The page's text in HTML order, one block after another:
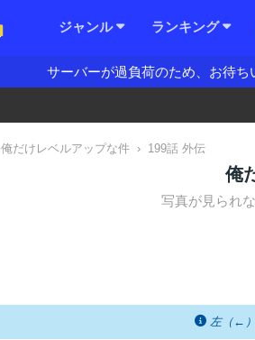
ジャンル ランキング
サーバーが過負荷のため、お待ち
俺だけレベルアップな件 › 199話 外伝
俺
写真が見られ
左（←